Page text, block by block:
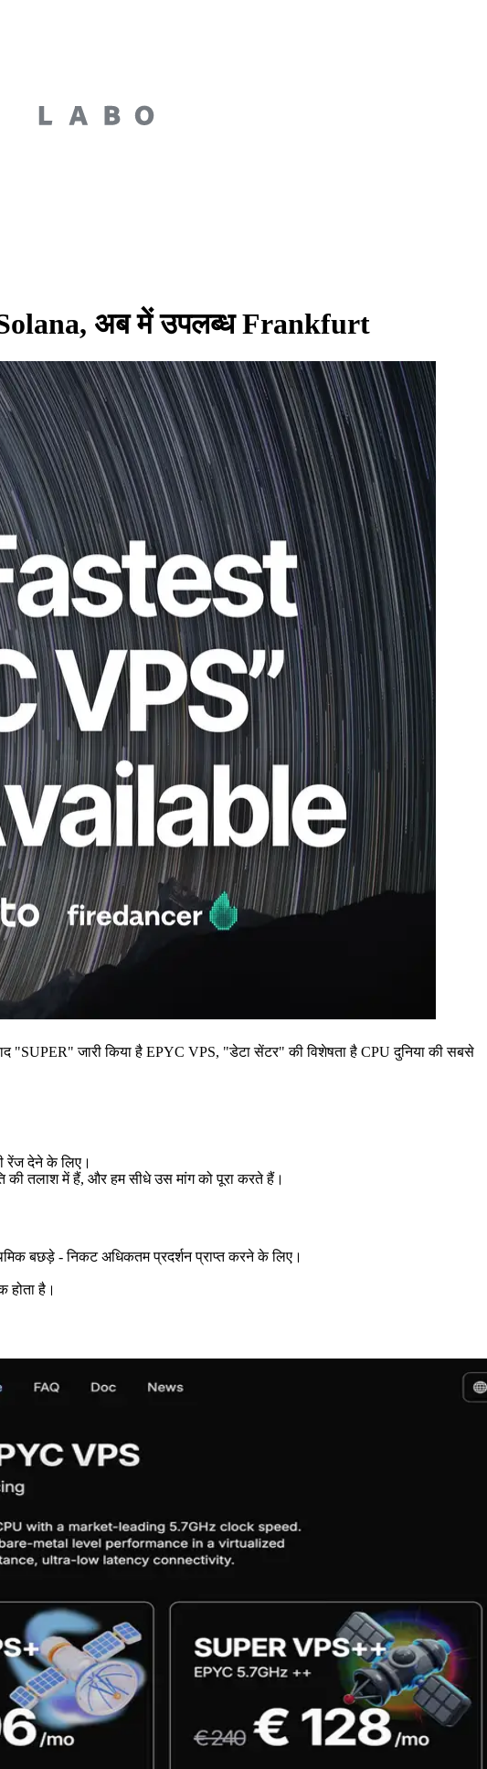
Solana, अब में उपलब्ध Frankfurt
जारी किया है EPYC VPS, "डेटा सेंटर" की विशेषता है CPU दुनिया की सबसे
रेंज देने के लिए।
की तलाश में हैं, और हम सीधे उस मांग को पूरा करते हैं।
बछड़े - निकट अधिकतम प्रदर्शन प्राप्त करने के लिए।
होता है।